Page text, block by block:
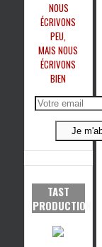
NOUS
ÉCRIVONS
PEU,
MAIS NOUS
ÉCRIVONS
BIEN
TAST
PRODUCTION